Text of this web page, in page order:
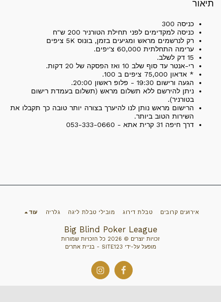
תיאור
כניסה 300
כניסה למקדימים לפני תחילת הטורניר 200 ש"ח
רק לנרשמים מראש ומגיעים בזמן, בונוס 5K ציפים
ערימה התחלתית 60,000 צ'יפים.
15 דק לשלב.
רי-אנטר עד סוף שלב 10 ואז הפסקה של 20 דקות.
* אדאון 75,000 ציפים ב 100.
הגעה ורישום 19:30 - פלופ ראשון 20:00.
ניתן להירשם ללא תשלום מראש (תשלום בעמדת רישום
בטורניר).
הרישום מראש נותן לנו להיערך בצורה יותר טובה כך תקבלו את
השירות הטוב ביותר.
דרך חיפה 31 קרית אתא - 053-333-0660
Big Blind Poker League
זכויות יוצרים © 2026 כל הזכויות שמורות
מופעל על-ידי SITE123
-בניית אתרים
אירועים קרובים טבלת דירוג מובילי טבלת ליגה גלריה עוד